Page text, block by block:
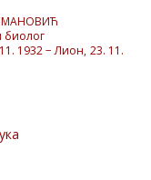
биолог
1932 − Лион, 23. 11.